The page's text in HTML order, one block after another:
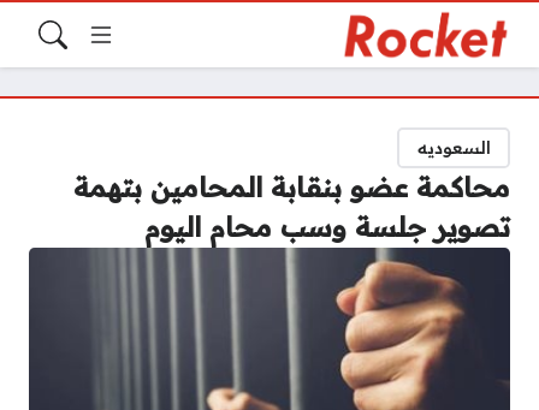
السعوديه
محاكمة عضو بنقابة المحامين بتهمة
تصوير جلسة وسب محام اليوم